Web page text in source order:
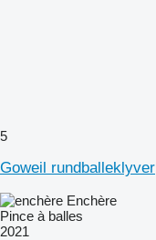
5
Goweil rundballeklyver
Enchère
Pince à balles
2021